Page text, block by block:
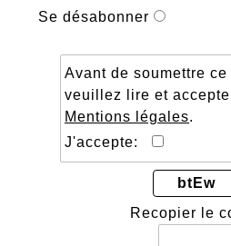
Se désabonner
Avant de soumettre
veuillez lire et
Mentions légales.
J'accepte:
btEw
Recopier le